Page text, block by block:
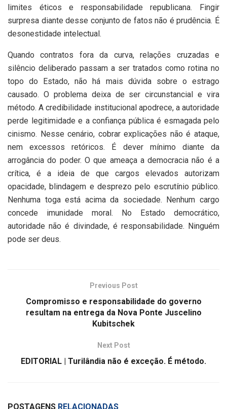
limites éticos e responsabilidade republicana. Fingir
surpresa diante desse conjunto de fatos não é prudência. É
desonestidade intelectual.
Quando contratos fora da curva, relações cruzadas e
silêncio deliberado passam a ser tratados como rotina no
topo do Estado, não há mais dúvida sobre o estrago
causado. O problema deixa de ser circunstancial e vira
método. A credibilidade institucional apodrece, a autoridade
perde legitimidade e a confiança pública é esmagada pelo
cinismo. Nesse cenário, cobrar explicações não é ataque,
nem excessos retóricos. É dever mínimo diante da
arrogância do poder. O que ameaça a democracia não é a
crítica, é a ideia de que cargos elevados autorizam
opacidade, blindagem e desprezo pelo escrutínio público.
Nenhuma toga está acima da sociedade. Nenhum cargo
concede imunidade moral. No Estado democrático,
autoridade não é divindade, é responsabilidade. Ninguém
pode ser deus.
Previous Post
Compromisso e responsabilidade do governo
resultam na entrega da Nova Ponte Juscelino
Kubitschek
Next Post
EDITORIAL | Turilândia não é exceção. É método.
POSTAGENS RELACIONADAS